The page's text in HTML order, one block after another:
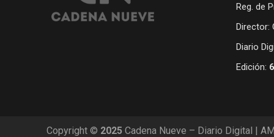
Reg. de
Director:
Diario
Edición:
Copyright © 2025 Cadena Nueve – Diario Digital |